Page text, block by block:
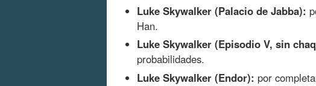
Luke Skywalker (Palacio de Jabba):
Han.
Luke Skywalker (Episodio V, sin
probabilidades.
Luke Skywalker (Endor): por